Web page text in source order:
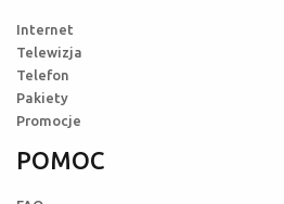
Internet
Telewizja
Telefon
Pakiety
Promocje
POMOC